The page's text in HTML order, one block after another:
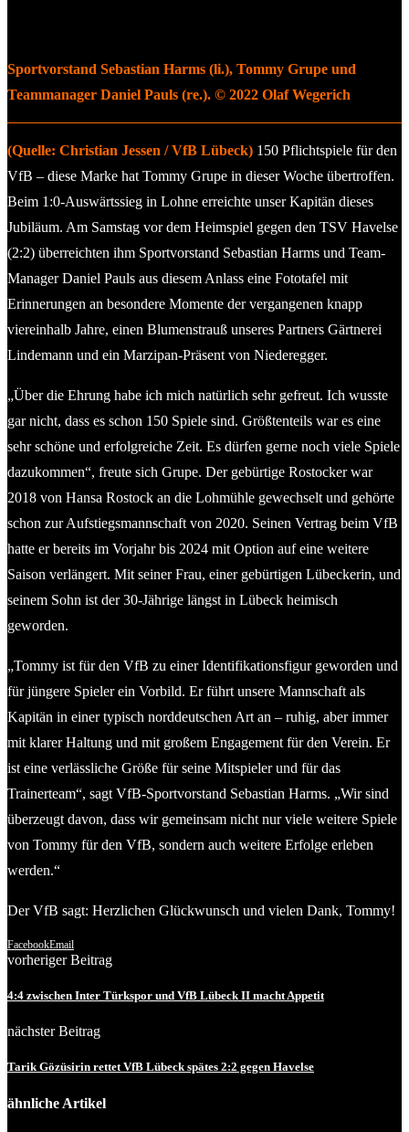
Sportvorstand Sebastian Harms (li.), Tommy Grupe und
Teammanager Daniel Pauls (re.). © 2022 Olaf Wegerich
(Quelle: Christian Jessen / VfB Lübeck) 150 Pflichtspiele für den
VfB – diese Marke hat Tommy Grupe in dieser Woche übertroffen.
Beim 1:0-Auswärtssieg in Lohne erreichte unser Kapitän dieses
Jubiläum. Am Samstag vor dem Heimspiel gegen den TSV Havelse
(2:2) überreichten ihm Sportvorstand Sebastian Harms und Team-
Manager Daniel Pauls aus diesem Anlass eine Fototafel mit
Erinnerungen an besondere Momente der vergangenen knapp
viereinhalb Jahre, einen Blumenstrauß unseres Partners Gärtnerei
Lindemann und ein Marzipan-Präsent von Niederegger.
„Über die Ehrung habe ich mich natürlich sehr gefreut. Ich wusste
gar nicht, dass es schon 150 Spiele sind. Größtenteils war es eine
sehr schöne und erfolgreiche Zeit. Es dürfen gerne noch viele Spiele
dazukommen“, freute sich Grupe. Der gebürtige Rostocker war
2018 von Hansa Rostock an die Lohmühle gewechselt und gehörte
schon zur Aufstiegsmannschaft von 2020. Seinen Vertrag beim VfB
hatte er bereits im Vorjahr bis 2024 mit Option auf eine weitere
Saison verlängert. Mit seiner Frau, einer gebürtigen Lübeckerin, und
seinem Sohn ist der 30-Jährige längst in Lübeck heimisch
geworden.
„Tommy ist für den VfB zu einer Identifikationsfigur geworden und
für jüngere Spieler ein Vorbild. Er führt unsere Mannschaft als
Kapitän in einer typisch norddeutschen Art an – ruhig, aber immer
mit klarer Haltung und mit großem Engagement für den Verein. Er
ist eine verlässliche Größe für seine Mitspieler und für das
Trainerteam“, sagt VfB-Sportvorstand Sebastian Harms. „Wir sind
überzeugt davon, dass wir gemeinsam nicht nur viele weitere Spiele
von Tommy für den VfB, sondern auch weitere Erfolge erleben
werden.“
Der VfB sagt: Herzlichen Glückwunsch und vielen Dank, Tommy!
FacebookEmail
vorheriger Beitrag
4:4 zwischen Inter Türkspor und VfB Lübeck II macht Appetit
nächster Beitrag
Tarik Gözüsirin rettet VfB Lübeck spätes 2:2 gegen Havelse
ähnliche Artikel